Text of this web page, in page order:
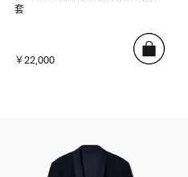
套
￥22,000